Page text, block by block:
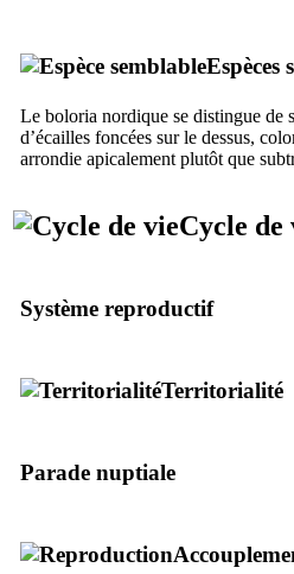
Espèces
Le boloria nordique se distingue de
d’écailles foncées sur le dessus,
arrondie apicalement plutôt que
Cycle de
Système reproductif
Territorialité
Parade nuptiale